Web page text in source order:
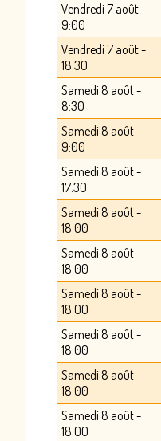
Vendredi 7 août -
9:00
Vendredi 7 août -
18:30
Samedi 8 août -
8:30
Samedi 8 août -
9:00
Samedi 8 août -
17:30
Samedi 8 août -
18:00
Samedi 8 août -
18:00
Samedi 8 août -
18:00
Samedi 8 août -
18:00
Samedi 8 août -
18:00
Samedi 8 août -
18:00